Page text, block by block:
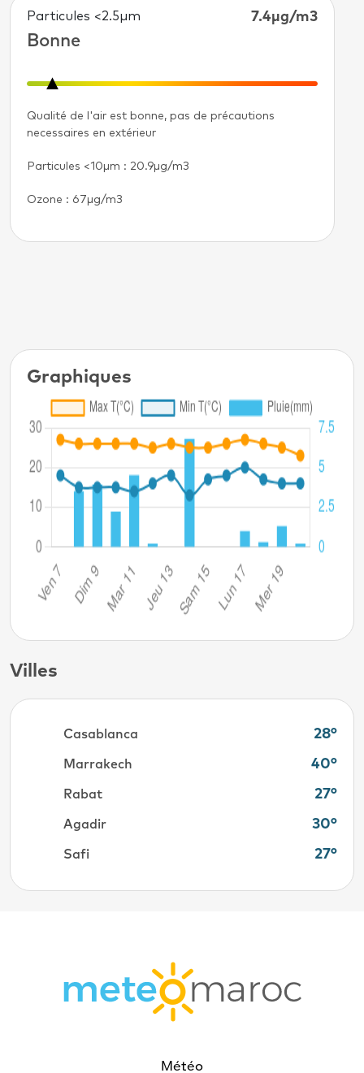
Particules <2.5µm
Bonne
7.4μg/m3
Qualité de l'air est bonne, pas de précautions
necessaires en extérieur
Particules <10µm : 20.9μg/m3
Ozone : 67μg/m3
Graphiques
Villes
Casablanca 28°
Marrakech 40°
Rabat 27°
Agadir 30°
Safi 27°
Météo